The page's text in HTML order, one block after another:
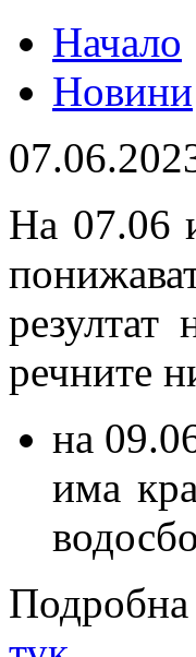
Начало
Новини
На 07.06
речните
на
има